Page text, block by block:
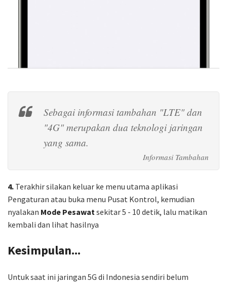
Sebagai informasi tambahan "LTE" dan
"4G" merupakan dua teknologi jaringan
yang sama.
4. Terakhir silakan keluar ke menu utama aplikasi
Pengaturan atau buka menu Pusat Kontrol, kemudian
nyalakan Mode Pesawat sekitar 5 - 10 detik, lalu matikan
kembali dan lihat hasilnya
Kesimpulan...
Untuk saat ini jaringan 5G di Indonesia sendiri belum